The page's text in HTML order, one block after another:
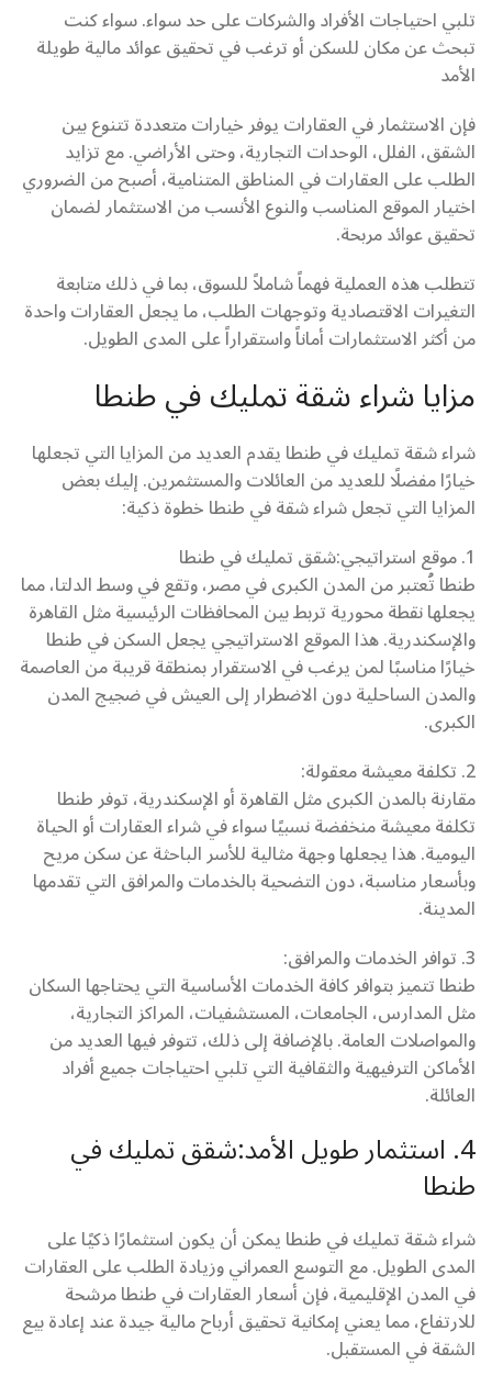
تلبي احتياجات الأفراد والشركات على حد سواء. سواء كنت
تبحث عن مكان للسكن أو ترغب في تحقيق عوائد مالية طويلة
الأمد
فإن الاستثمار في العقارات يوفر خيارات متعددة تتنوع بين
الشقق، الفلل، الوحدات التجارية، وحتى الأراضي. مع تزايد
الطلب على العقارات في المناطق المتنامية، أصبح من الضروري
اختيار الموقع المناسب والنوع الأنسب من الاستثمار لضمان
تحقيق عوائد مربحة.
تتطلب هذه العملية فهماً شاملاً للسوق، بما في ذلك متابعة
التغيرات الاقتصادية وتوجهات الطلب، ما يجعل العقارات واحدة
من أكثر الاستثمارات أماناً واستقراراً على المدى الطويل.
مزايا شراء شقة تمليك في طنطا
شراء شقة تمليك في طنطا يقدم العديد من المزايا التي تجعلها
خيارًا مفضلًا للعديد من العائلات والمستثمرين. إليك بعض
المزايا التي تجعل شراء شقة في طنطا خطوة ذكية:
1. موقع استراتيجي:شقق تمليك في طنطا
طنطا تُعتبر من المدن الكبرى في مصر، وتقع في وسط الدلتا، مما
يجعلها نقطة محورية تربط بين المحافظات الرئيسية مثل القاهرة
والإسكندرية. هذا الموقع الاستراتيجي يجعل السكن في طنطا
خيارًا مناسبًا لمن يرغب في الاستقرار بمنطقة قريبة من العاصمة
والمدن الساحلية دون الاضطرار إلى العيش في ضجيج المدن
الكبرى.
2. تكلفة معيشة معقولة:
مقارنة بالمدن الكبرى مثل القاهرة أو الإسكندرية، توفر طنطا
تكلفة معيشة منخفضة نسبيًا سواء في شراء العقارات أو الحياة
اليومية. هذا يجعلها وجهة مثالية للأسر الباحثة عن سكن مريح
وبأسعار مناسبة، دون التضحية بالخدمات والمرافق التي تقدمها
المدينة.
3. توافر الخدمات والمرافق:
طنطا تتميز بتوافر كافة الخدمات الأساسية التي يحتاجها السكان
مثل المدارس، الجامعات، المستشفيات، المراكز التجارية،
والمواصلات العامة. بالإضافة إلى ذلك، تتوفر فيها العديد من
الأماكن الترفيهية والثقافية التي تلبي احتياجات جميع أفراد
العائلة.
4. استثمار طويل الأمد:شقق تمليك في
طنطا
شراء شقة تمليك في طنطا يمكن أن يكون استثمارًا ذكيًا على
المدى الطويل. مع التوسع العمراني وزيادة الطلب على العقارات
في المدن الإقليمية، فإن أسعار العقارات في طنطا مرشحة
للارتفاع، مما يعني إمكانية تحقيق أرباح مالية جيدة عند إعادة بيع
الشقة في المستقبل.